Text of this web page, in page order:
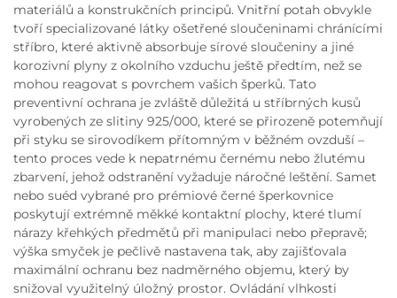
materiálů a konstrukčních principů. Vnitřní potah obvykle
tvoří specializované látky ošetřené sloučeninami chránícími
stříbro, které aktivně absorbuje sírové sloučeniny a jiné
korozivní plyny z okolního vzduchu ještě předtím, než se
mohou reagovat s povrchem vašich šperků. Tato
preventivní ochrana je zvláště důležitá u stříbrných kusů
vyrobených ze slitiny 925/000, které se přirozeně potemňují
při styku se sirovodíkem přítomným v běžném ovzduší –
tento proces vede k nepatrnému černému nebo žlutému
zbarvení, jehož odstranění vyžaduje náročné leštění. Samet
nebo suéd vybrané pro prémiové černé šperkovnice
poskytují extrémně měkké kontaktní plochy, které tlumí
nárazy křehkých předmětů při manipulaci nebo přepravě;
výška smyček je pečlivě nastavena tak, aby zajišťovala
maximální ochranu bez nadměrného objemu, který by
snižoval využitelný úložný prostor. Ovládání vlhkosti